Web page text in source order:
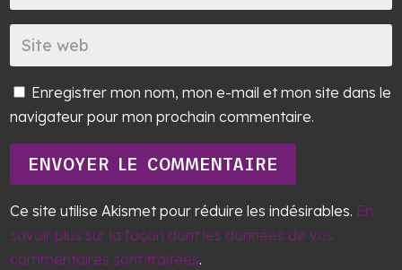
Enregistrer mon nom, mon e-mail et mon site dans le
navigateur pour mon prochain commentaire.
ENVOYER LE COMMENTAIRE
Ce site utilise Akismet pour réduire les indésirables. En
savoir plus sur la façon dont les données de vos
commentaires sont traitées.